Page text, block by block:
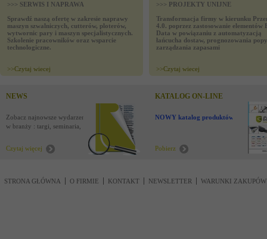
>>> SERWIS I NAPRAWA
Sprawdź naszą ofertę w zakresie naprawy
maszyn szwalniczych, cutterów, ploterów,
wytwornic pary i maszyn specjalistycznych.
Szkolenie pracowników oraz wsparcie
technologiczne.
>>Czytaj wiecej
>>> PROJEKTY UNIJNE
Transformacja firmy w kierunku
4.0. poprzez zastosowanie elementów
Data w powiązaniu z automatyzacją
łańcucha dostaw, prognozowania
zarządzania zapasami
>>Czytaj wiecej
NEWS
Zobacz najnowsze wydarzenia
w branży : targi, seminaria,
Czytaj więcej
KATALOG ON-LINE
NOWY katalog produktów !
Pobierz
STRONA GŁÓWNA O FIRMIE KONTAKT NEWSLETTER WARUNKI ZAKUPÓW